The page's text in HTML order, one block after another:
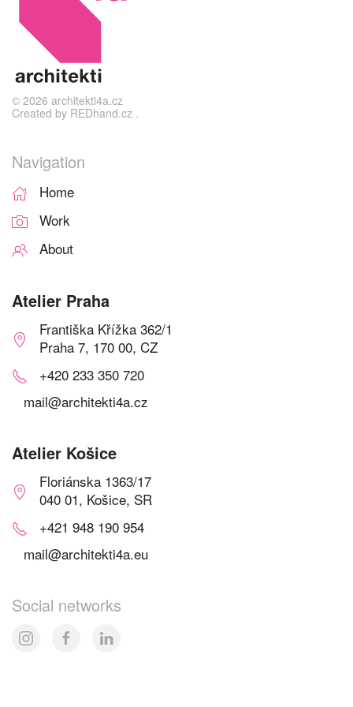
© 2026 architekti4a.cz
Created by REDhand.cz .
Navigation
Home
Work
About
Atelier Praha
Františka Křížka 362/1
Praha 7, 170 00, CZ
+420 233 350 720
mail@architekti4a.cz
Atelier Košice
Floriánska 1363/17
040 01, Košice, SR
+421 948 190 954
mail@architekti4a.eu
Social networks